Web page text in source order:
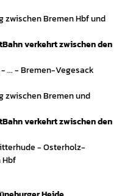
zwischen Bremen Hbf und
verkehrt zwischen den
... - Bremen-Vegesack
zwischen Bremen und
verkehrt zwischen den
- Osterholz-
Hbf